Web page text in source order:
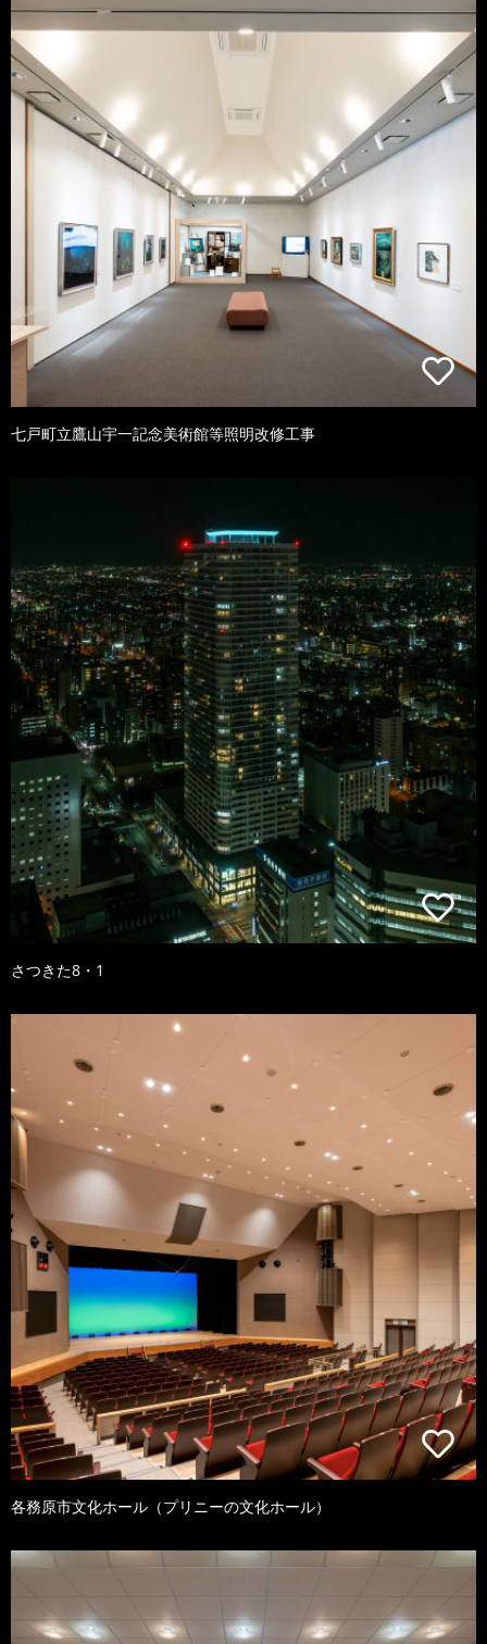
七戸町立鷹山宇一記念美術館等照明改修工事
さつきた8・1
各務原市文化ホール（プリニーの文化ホール）